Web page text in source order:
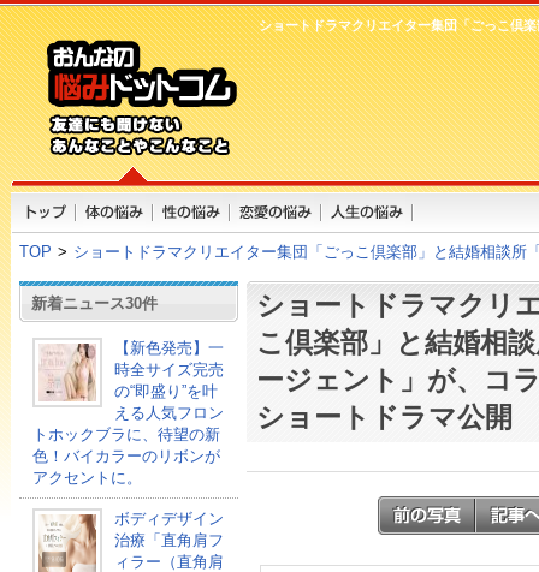
ショートドラマクリエイター集団「ごっこ倶
TOP > ショートドラマクリエイター集団「ごっこ倶楽部」と結婚相談
新着ニュース30件
【新色発売】一
時全サイズ完売
の“即盛り”を叶
える人気フロン
トホックブラに、待望の新
色！バイカラーのリボンが
アクセントに。
ボディデザイン
治療「直角肩フ
ィラー（直角肩
ショートドラマクリ
こ倶楽部」と結婚相
ージェント」が、コ
ショートドラマ公開